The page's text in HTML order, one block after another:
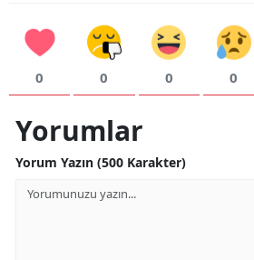
0 0 0 0
Yorumlar
Yorum Yazın (500 Karakter)